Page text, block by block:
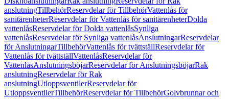
anslutningTillbehörReservdelar för TillbehörVattenlås för
sanitärenheterReservdelar för Vattenlås för sanitärenheterDolda
vattenlåsReservdelar för Dolda vattenlåsSynliga
vattenlåsReservdelar för Synliga vattenlåsAnslutningarReservdelar
för AnslutningarTillbehörVattenlås för tvättställReservdelar för
Vattenlås för tvättställVattenlåsReservdelar för
VattenlåsAnslutningsböjarReservdelar för AnslutningsböjarRak
anslutningReservdelar för Rak
anslutningUtloppsventilerReservdelar för
UtloppsventilerTillbehörReservdelar för TillbehörGolvbrunnar och